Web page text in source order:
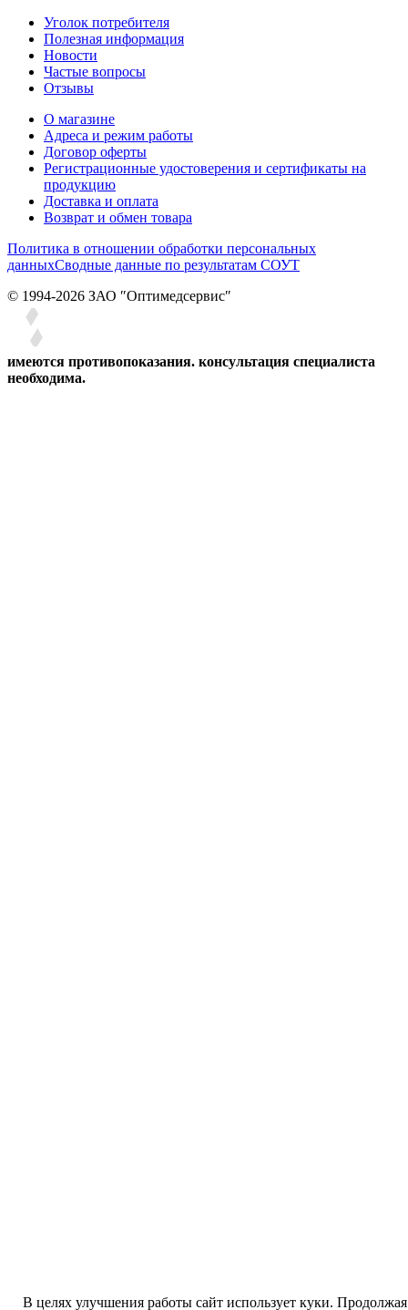
Уголок потребителя
Полезная информация
Новости
Частые вопросы
Отзывы
О магазине
Адреса и режим работы
Договор оферты
Регистрационные удостоверения и сертификаты на
продукцию
Доставка и оплата
Возврат и обмен товара
Политика в отношении обработки персональных
данныхСводные данные по результатам СОУТ
© 1994-2026 ЗАО ″Оптимедсервис″
имеются противопоказания. консультация специалиста
необходима.
В целях улучшения работы сайт использует куки. Продолжая